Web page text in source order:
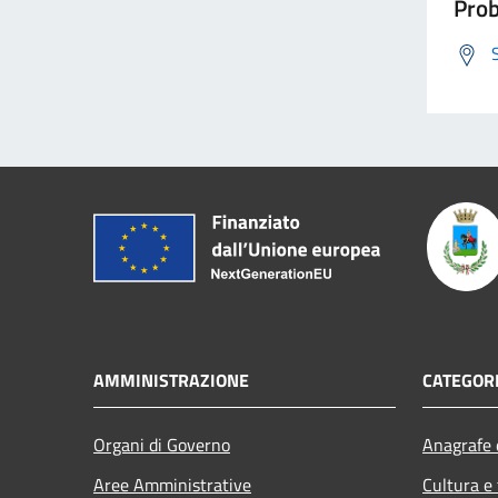
AMMINISTRAZIONE
Organi di Governo
Aree Amministrative
Cultura